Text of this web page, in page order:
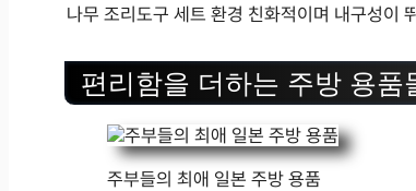
나무 조리도구 세트 환경 친화적이며 내구성이
편리함을 더하는 주방 용품
주부들의 최애 일본 주방 용품